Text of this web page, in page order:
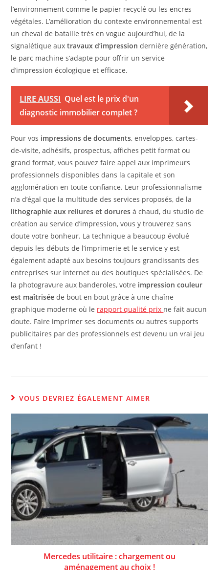
l’environnement comme le papier recyclé ou les encres
végétales. L’amélioration du contexte environnemental est
un cheval de bataille très en vogue aujourd’hui, de la
signalétique auxtravaux d’impression dernière génération,
le parc machine s’adapte pour offrir un service
d’impression écologique et efficace.
LIRE AUSSI Quel est le prix d'un
diagnostic immobilier complet ?
Pour vos impressions de documents, enveloppes, cartes-
de-visite, adhésifs, prospectus, affiches petit format ou
grand format, vous pouvez faire appel aux imprimeurs
professionnels disponibles dans la capitale et son
agglomération en toute confiance. Leur professionnalisme
n’a d’égal que la multitude des services proposés, de la
lithographie aux reliures et dorures à chaud, du studio de
création au service d’impression, vous y trouverez sans
doute votre bonheur. La technique a beaucoup évolué
depuis les débuts de l’imprimerie et le service y est
également adapté aux besoins toujours grandissants des
entreprises sur internet ou des boutiques spécialisées. De
la photogravure aux banderoles, votre impression couleur
est maîtrisée de bout en bout grâce à une chaîne
graphique moderne où le rapport qualité prix ne fait aucun
doute. Faire imprimer ses documents ou autres supports
publicitaires par des professionnels est devenu un vrai jeu
d’enfant !
VOUS DEVRIEZ ÉGALEMENT AIMER
Mercedes utilitaire : chargement ou
aménagement au choix !